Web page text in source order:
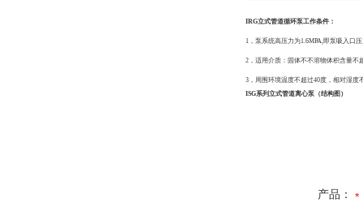
IRG立式管道循环泵工作条件：
1，泵系统高压力为1.6MPA,即泵吸入口
2，适用介质：固体不不溶物体积含量不
3，周围环境温度不超过40度，相对湿度
ISG系列立式管道离心泵（结构图）
产品：